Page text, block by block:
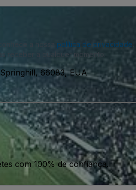
política de privacidade
receber a qualquer momento.
66083, EUA
com 100% de confiança.